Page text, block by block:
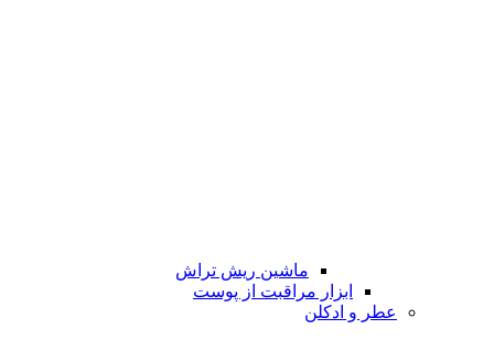
ماشین ریش تراش
ابزار مراقبت از پوست
عطر و ادکلن